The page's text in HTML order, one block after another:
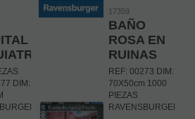
DIM:
17359
BAÑO
ROSA EN
RUINAS
REF: 00273 DIM:
70X50cm 1000
PIEZAS
RAVENSBURGER